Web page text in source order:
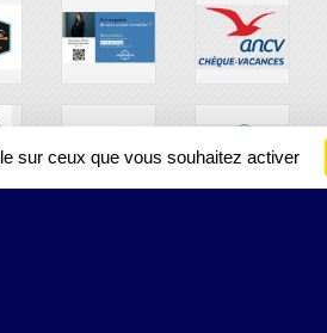
sur ceux que vous souhaitez activer